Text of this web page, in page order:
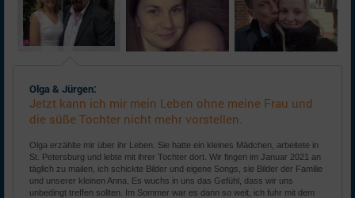
Olga & Jürgen:
Jetzt kann ich mir mein Leben ohne meine Frau und
die süße Tochter nicht mehr vorstellen.
Olga erzählte mir über ihr Leben. Sie hatte ein kleines Mädchen, arbeitete in
St. Petersburg und lebte mit ihrer Tochter dort. Wir fingen im Januar 2021 an
täglich zu mailen, ich schickte Bilder und eigene Songs, sie Bilder der Familie
und unserer kleinen Anna. Es wuchs in uns das Gefühl, dass wir uns
unbedingt treffen sollten. Im Sommer war es dann so weit, ich fuhr mit dem